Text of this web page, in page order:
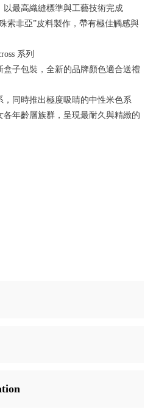
最高織縫標準與工藝技術完成
索非亞”皮料製作，帶有極佳觸感與
系列
子包裝，全新的品牌顏色適合送禮
同時推出極度吸睛的中性米色系
年齡層族群，呈現最耐久與精緻的